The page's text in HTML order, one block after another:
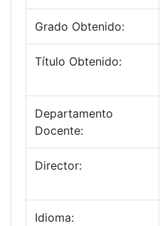
Grado Obtenido:
Título Obtenido:
Departamento
Docente:
Director:
Idioma: